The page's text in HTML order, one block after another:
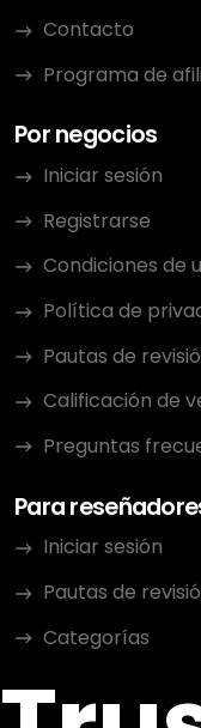
Contacto
Programa de
Por negocios
Iniciar sesión
Registrarse
Condiciones de
Política de
Pautas de
Calificación de
Preguntas
Para
Iniciar sesión
Pautas de
Categorías